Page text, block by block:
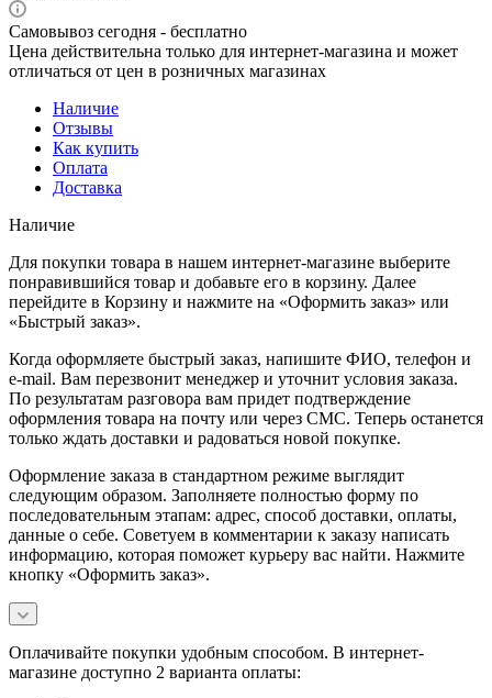
Самовывоз сегодня - бесплатно
Цена действительна только для интернет-магазина и может
отличаться от цен в розничных магазинах
Наличие
Отзывы
Как купить
Оплата
Доставка
Наличие
Для покупки товара в нашем интернет-магазине выберите
понравившийся товар и добавьте его в корзину. Далее
перейдите в Корзину и нажмите на «Оформить заказ» или
«Быстрый заказ».
Когда оформляете быстрый заказ, напишите ФИО, телефон и
e-mail. Вам перезвонит менеджер и уточнит условия заказа.
По результатам разговора вам придет подтверждение
оформления товара на почту или через СМС. Теперь останется
только ждать доставки и радоваться новой покупке.
Оформление заказа в стандартном режиме выглядит
следующим образом. Заполняете полностью форму по
последовательным этапам: адрес, способ доставки, оплаты,
данные о себе. Советуем в комментарии к заказу написать
информацию, которая поможет курьеру вас найти. Нажмите
кнопку «Оформить заказ».
Оплачивайте покупки удобным способом. В интернет-
магазине доступно 2 варианта оплаты: